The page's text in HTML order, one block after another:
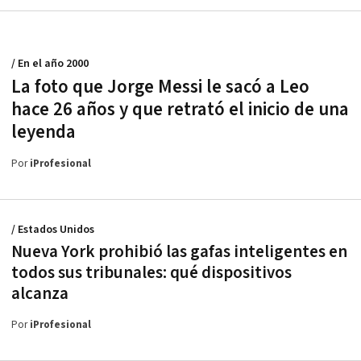
La foto que Jorge Messi le sacó a Leo
hace 26 años y que retrató el inicio de una
leyenda
/ En el año 2000
PoriProfesional
Nueva York prohibió las gafas inteligentes en
todos sus tribunales: qué dispositivos
alcanza
/ Estados Unidos
PoriProfesional